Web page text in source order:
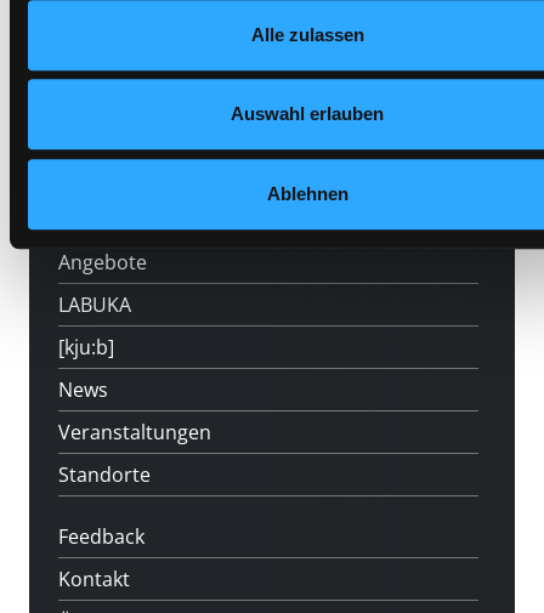
Datenschutzerklärungund in unseremImpressum.
Alle zulassen
Auswahl erlauben
Ablehnen
800
Angebote
LABUKA
[kju:b]
News
Veranstaltungen
Standorte
Feedback
Kontakt